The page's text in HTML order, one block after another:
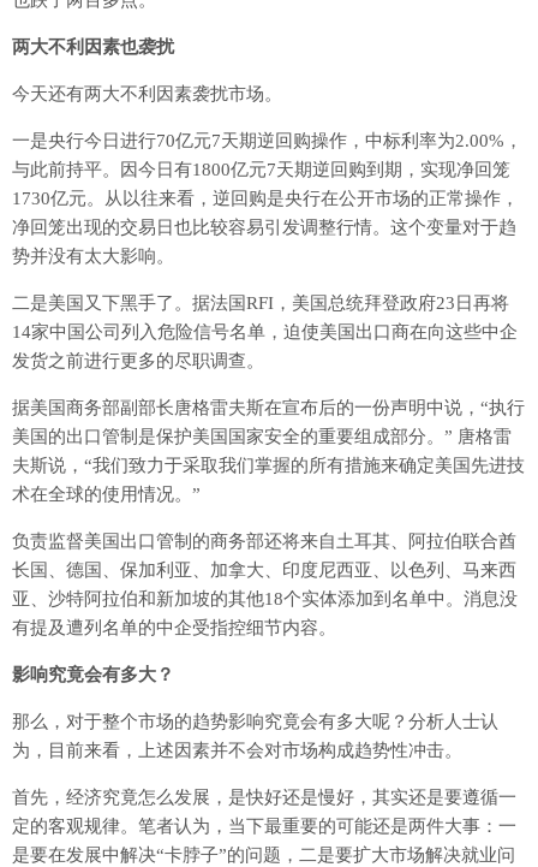
两大不利因素也袭扰
今天还有两大不利因素袭扰市场。
一是央行今日进行70亿元7天期逆回购操作，中标利率为2.00%，
与此前持平。因今日有1800亿元7天期逆回购到期，实现净回笼
1730亿元。从以往来看，逆回购是央行在公开市场的正常操作，
净回笼出现的交易日也比较容易引发调整行情。这个变量对于趋
势并没有太大影响。
二是美国又下黑手了。据法国RFI，美国总统拜登政府23日再将
14家中国公司列入危险信号名单，迫使美国出口商在向这些中企
发货之前进行更多的尽职调查。
据美国商务部副部长唐格雷夫斯在宣布后的一份声明中说，“执行
美国的出口管制是保护美国国家安全的重要组成部分。” 唐格雷
夫斯说，“我们致力于采取我们掌握的所有措施来确定美国先进技
术在全球的使用情况。”
负责监督美国出口管制的商务部还将来自土耳其、阿拉伯联合酋
长国、德国、保加利亚、加拿大、印度尼西亚、以色列、马来西
亚、沙特阿拉伯和新加坡的其他18个实体添加到名单中。消息没
有提及遭列名单的中企受指控细节内容。
影响究竟会有多大？
那么，对于整个市场的趋势影响究竟会有多大呢？分析人士认
为，目前来看，上述因素并不会对市场构成趋势性冲击。
首先，经济究竟怎么发展，是快好还是慢好，其实还是要遵循一
定的客观规律。笔者认为，当下最重要的可能还是两件大事：一
是要在发展中解决“卡脖子”的问题，二是要扩大市场解决就业问